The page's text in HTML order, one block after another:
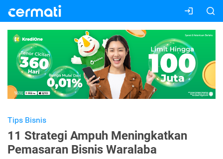
Tips Bisnis
11 Strategi Ampuh Meningkatkan
Pemasaran Bisnis Waralaba